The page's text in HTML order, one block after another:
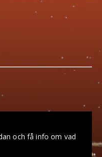
och få info om vad